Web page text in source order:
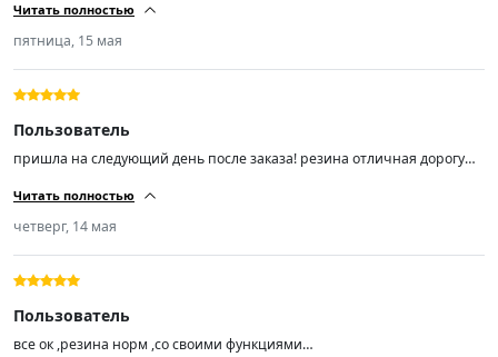
прогадал! Размер шин 225/55/ R18, отбалсировались хорошо. Мягкие
шум незначительный (средний). Советую пока цены не кусаются,
спрос вырастает и цены тоже.
Читать полностью
пятница, 15 мая
Пользователь
пришла на следующий день после заказа! резина отличная дорогу
сказал резина шикарная! поставил на Лифан смайл ! я доволен!
продавцу респект!)))!!!!!!!
Читать полностью
четверг, 14 мая
Пользователь
все ок ,резина норм ,со своими функциями